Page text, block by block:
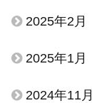
2025年2月
2025年1月
2024年11月